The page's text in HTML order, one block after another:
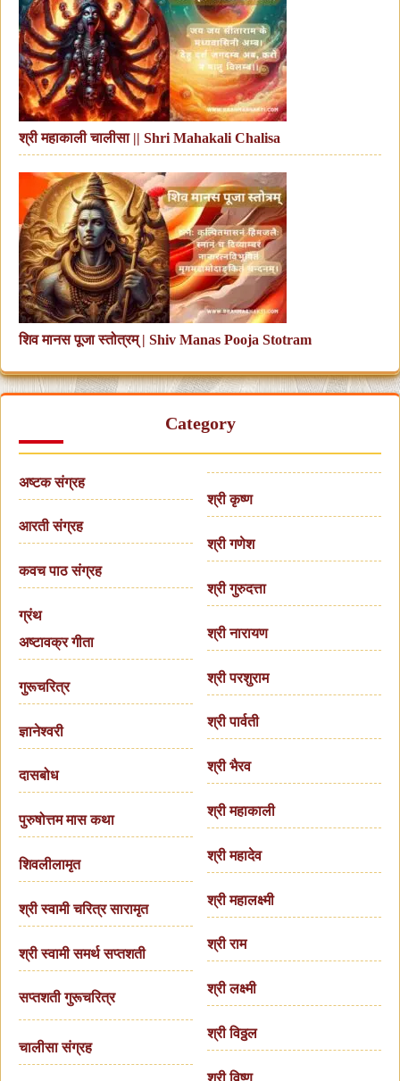
श्री महाकाली चालीसा || Shri Mahakali Chalisa
शिव मानस पूजा स्तोत्रम् | Shiv Manas Pooja Stotram
Category
अष्टक संग्रह
आरती संग्रह
कवच पाठ संग्रह
ग्रंथ
अष्टावक्र गीता
गुरूचरित्र
ज्ञानेश्वरी
दासबोध
पुरुषोत्तम मास कथा
शिवलीलामृत
श्री स्वामी चरित्र सारामृत
श्री स्वामी समर्थ सप्तशती
सप्तशती गुरूचरित्र
चालीसा संग्रह
श्री कृष्ण
श्री गणेश
श्री गुरुदत्ता
श्री नारायण
श्री परशुराम
श्री पार्वती
श्री भैरव
श्री महाकाली
श्री महादेव
श्री महालक्ष्मी
श्री राम
श्री लक्ष्मी
श्री विठ्ठल
श्री विष्णु